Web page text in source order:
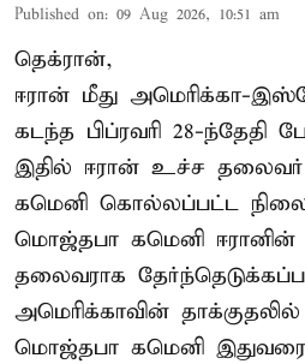
Published on: 09 Aug 2026, 10:51 am
தெக்ரான்,
ஈரான் மீது அமெரிக்கா-
கடந்த பிப்ரவரி 28-ந்தேதி
இதில் ஈரான் உச்ச
கமெனி கொல்லப்பட்ட
மொஜ்தபா கமெனி ஈரானின்
தலைவராக
அமெரிக்காவின்
மொஜ்தபா கமெனி இதுவரை